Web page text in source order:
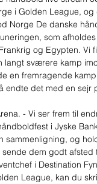
i Golden League,
Norge De danske
som
og Egypten. Vi
langt sværere kamp
en fremragende
endte det med en sejr
- Vi ser frem til
i Jyske
sammenligning, og
dem godt
i Destination
League, kan du